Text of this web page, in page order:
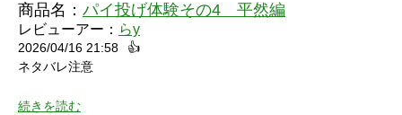
商品名： パイ投げ体験その4 平然編
レビューアー： らy
2026/04/16 21:58
👍
ネタバレ注意
続きを読む